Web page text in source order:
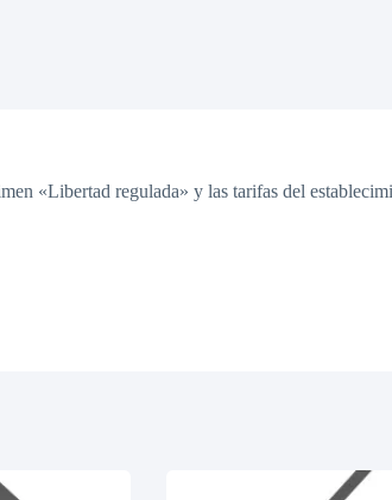
«Libertad regulada» y las tarifas del